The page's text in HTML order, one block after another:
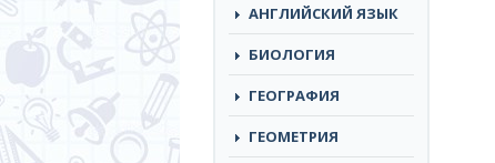
АНГЛИЙСКИЙ ЯЗЫК
БИОЛОГИЯ
ГЕОГРАФИЯ
ГЕОМЕТРИЯ